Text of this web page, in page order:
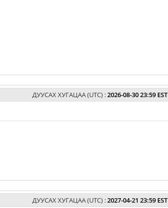
ДУУСАХ ХУГАЦАА (UTC) :2026-08-30 23:59 EST
ДУУСАХ ХУГАЦАА (UTC) :2027-04-21 23:59 EST